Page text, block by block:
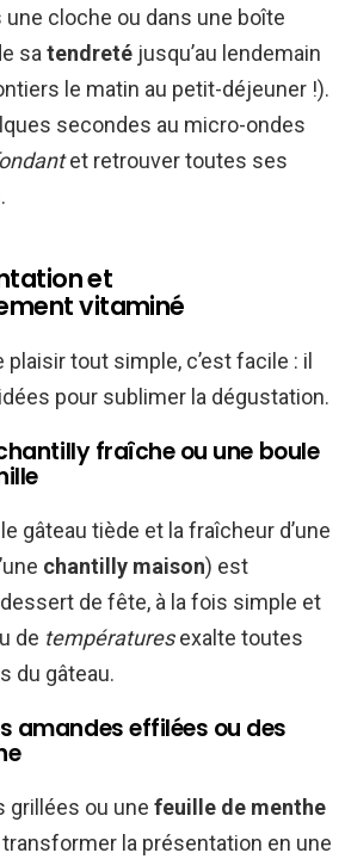
cloche ou dans une boîte
sa tendreté jusqu’au lendemain
le matin au petit-déjeuner !).
secondes au micro-ondes
et retrouver toutes ses
et
vitaminé
tout simple, c’est facile : il
pour sublimer la dégustation.
fraîche ou une boule
gâteau tiède et la fraîcheur d’une
chantilly maison) est
de fête, à la fois simple et
de températuresexalte toutes
du gâteau.
amandes effilées ou des
grillées ou une feuille de menthe
la présentation en une